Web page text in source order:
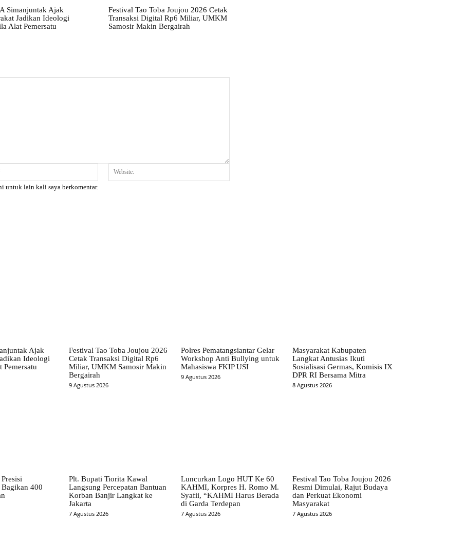
Simanjuntak Ajak
Jadikan Ideologi
Alat Pemersatu
Festival Tao Toba Joujou 2026 Cetak
Transaksi Digital Rp6 Miliar, UMKM
Samosir Makin Bergairah
Email:*
untuk lain kali saya berkomentar.
Ajak
Ideologi
Pemersatu
Festival Tao Toba Joujou 2026
Cetak Transaksi Digital Rp6
Miliar, UMKM Samosir Makin
Bergairah
9 Agustus 2026
Polres Pematangsiantar Gelar
Workshop Anti Bullying untuk
Mahasiswa FKIP USI
9 Agustus 2026
Masyarakat Kabupaten
Langkat Antusias Ikuti
Sosialisasi Germas, Komisis IX
DPR RI Bersama Mitra
8 Agustus 2026
400
Plt. Bupati Tiorita Kawal
Langsung Percepatan Bantuan
Korban Banjir Langkat ke
Jakarta
7 Agustus 2026
Luncurkan Logo HUT Ke 60
KAHMI, Korpres H. Romo M.
Syafii, “KAHMI Harus Berada
di Garda Terdepan
7 Agustus 2026
Festival Tao Toba Joujou 2026
Resmi Dimulai, Rajut Budaya
dan Perkuat Ekonomi
Masyarakat
7 Agustus 2026